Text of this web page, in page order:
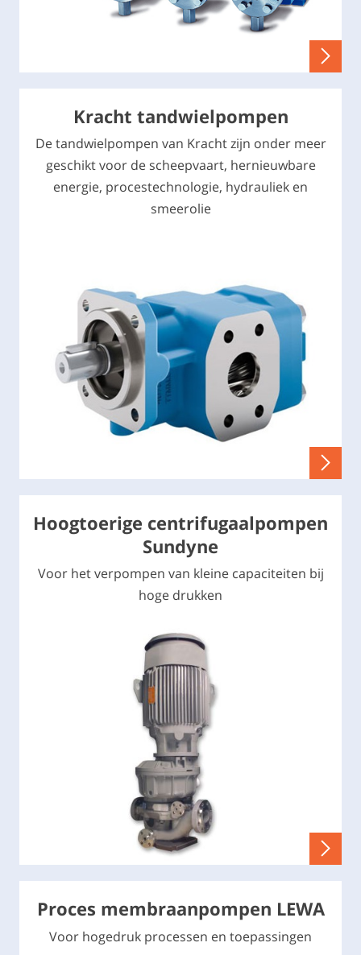
Kracht tandwielpompen
De tandwielpompen van Kracht zijn onder meer
geschikt voor de scheepvaart, hernieuwbare
energie, procestechnologie, hydrauliek en
smeerolie
Hoogtoerige centrifugaalpompen
Sundyne
Voor het verpompen van kleine capaciteiten bij
hoge drukken
Proces membraanpompen LEWA
Voor hogedruk processen en toepassingen